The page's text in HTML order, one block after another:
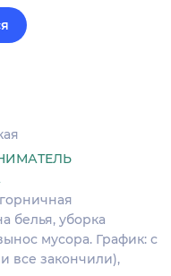
белья, уборка
мусора. График: с
все закончили),